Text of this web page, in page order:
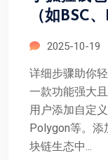
（如BSC
2025-10-19
详细步骤助你
一款功能强大
用户添加自定
Polygon等。
块链生态中...